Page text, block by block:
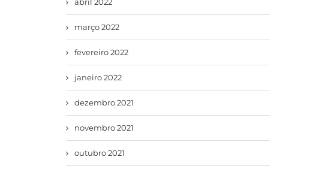
março 2022
fevereiro 2022
janeiro 2022
dezembro 2021
novembro 2021
outubro 2021